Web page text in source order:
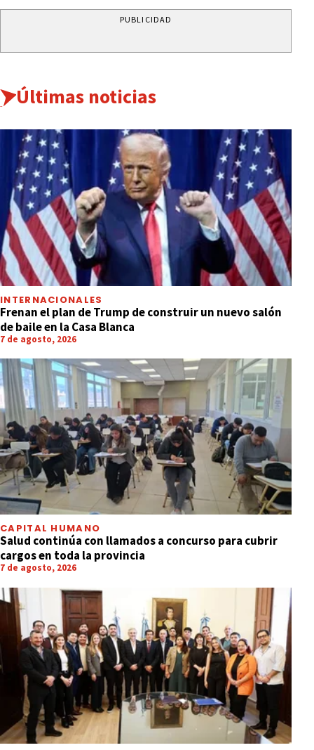
PUBLICIDAD
Últimas noticias
INTERNACIONALES
Frenan el plan de Trump de construir un nuevo salón
de baile en la Casa Blanca
7 de agosto, 2026
CAPITAL HUMANO
Salud continúa con llamados a concurso para cubrir
cargos en toda la provincia
7 de agosto, 2026